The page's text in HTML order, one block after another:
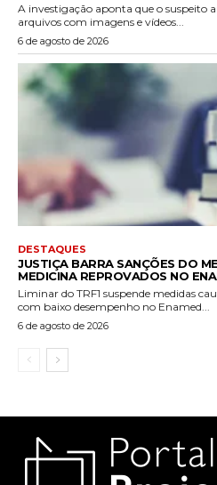
A investigação aponta que o suspeito
arquivos com imagens e vídeos...
6 de agosto de 2026
DESTAQUES
JUSTIÇA BARRA SANÇÕES DO
MEDICINA REPROVADOS NO
Liminar do TRF1 suspende medidas
com baixo desempenho no Enamed...
6 de agosto de 2026